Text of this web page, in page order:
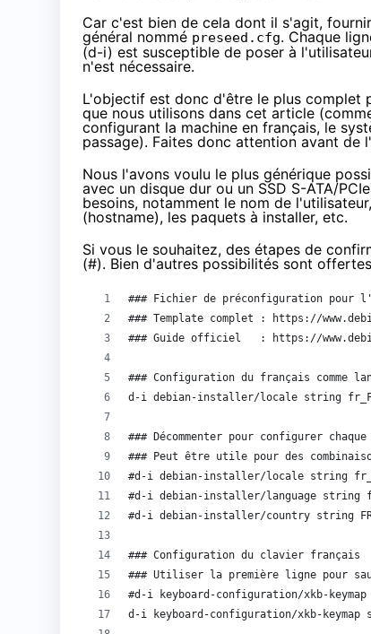
Car c'est bien de cela dont il s'agit,
général nommé preseed.cfg. Chaque
(d-i) est susceptible de poser à
n'est nécessaire.
L'objectif est donc d'être le plus complet
que nous utilisons dans cet article
configurant la machine en français, le
passage). Faites donc attention avant de
Nous l'avons voulu le plus générique
avec un disque dur ou un SSD S-ATA/
besoins, notamment le nom de
(hostname), les paquets à installer, etc.
Si vous le souhaitez, des étapes de
(#). Bien d'autres possibilités sont offertes
### Fichier de préconfiguration pour
### Template complet : https://
### Guide officiel   : https://
### Configuration du français comme
d-i debian-installer/locale string
### Décommenter pour configurer
### Peut être utile pour des
#d-i debian-installer/locale string
#d-i debian-installer/language string
#d-i debian-installer/country string
### Configuration du clavier français
### Utiliser la première ligne pour
#d-i keyboard-configuration/xkb-
d-i keyboard-configuration/xkb-